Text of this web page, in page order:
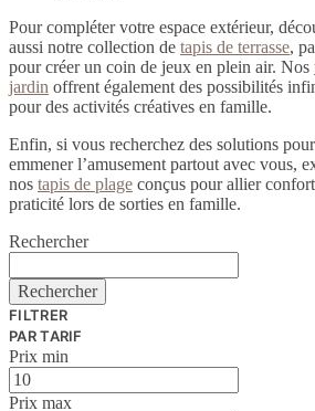
Pour compléter votre espace extérieur,
aussi notre collection de tapis de terrasse,
pour créer un coin de jeux en plein air. Nos
jardin offrent également des possibilités
pour des activités créatives en famille.
Enfin, si vous recherchez des solutions pour
emmener l’amusement partout avec vous,
nos tapis de plage conçus pour allier
praticité lors de sorties en famille.
Rechercher
Rechercher
FILTRER
PAR TARIF
Prix min
Prix max